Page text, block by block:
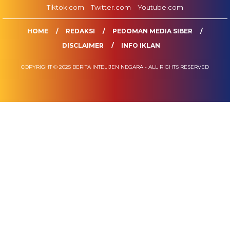
Tiktok.com
Twitter.com Youtube.com
HOME REDAKSI
PEDOMAN MEDIA SIBER
DISCLAIMER
INFO IKLAN
COPYRIGHT © 2025 BERITA INTELIJEN NEGARA - ALL RIGHTS RESERVED